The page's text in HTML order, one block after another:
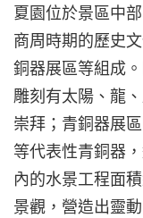
夏園位於景區中
商周時期的歷史
銅器展區等組成
雕刻有太陽、龍
崇拜；青銅器展
等代表性青銅器
內的水景工程面
景觀，營造出靈